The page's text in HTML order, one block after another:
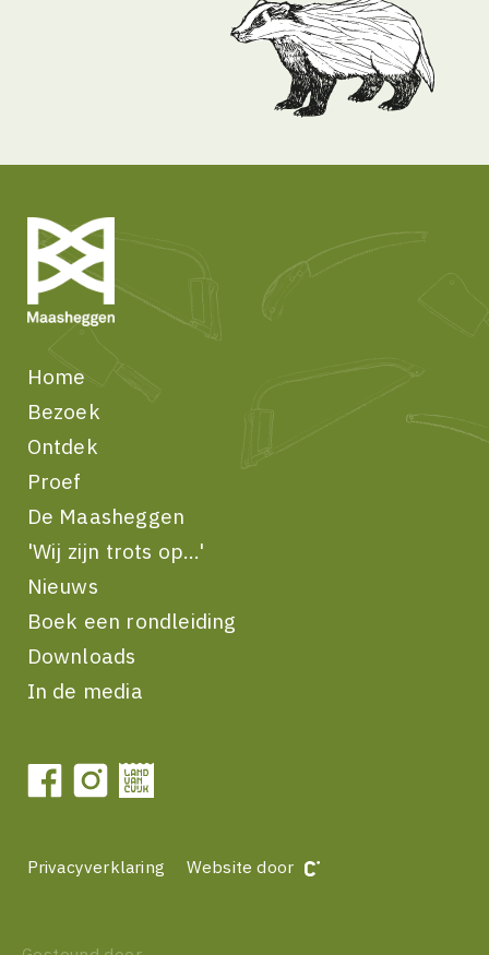
Home
Bezoek
Ontdek
Proef
De Maasheggen
'Wij zijn trots op...'
Nieuws
Boek een rondleiding
Downloads
In de media
Privacyverklaring Website door